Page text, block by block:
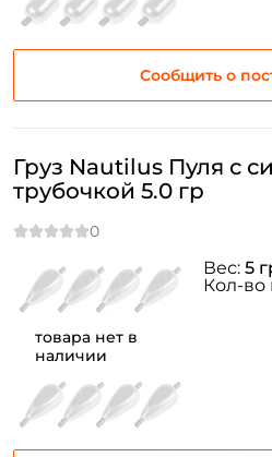
Сообщить о
товара нет в
наличии
Груз Nautilus Пуля с
трубочкой 5.0 гр
Вес: 5
Кол-во